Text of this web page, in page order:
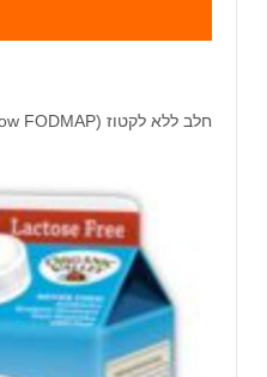
חלב ללא לקטוז (low FODMAP)